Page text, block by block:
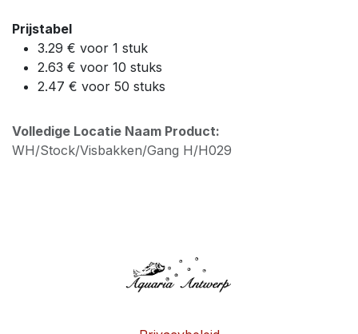
Prijstabel
3.29 € voor 1 stuk
2.63 € voor 10 stuks
2.47 € voor 50 stuks
Volledige Locatie Naam Product:
WH/Stock/Visbakken/Gang H/H029